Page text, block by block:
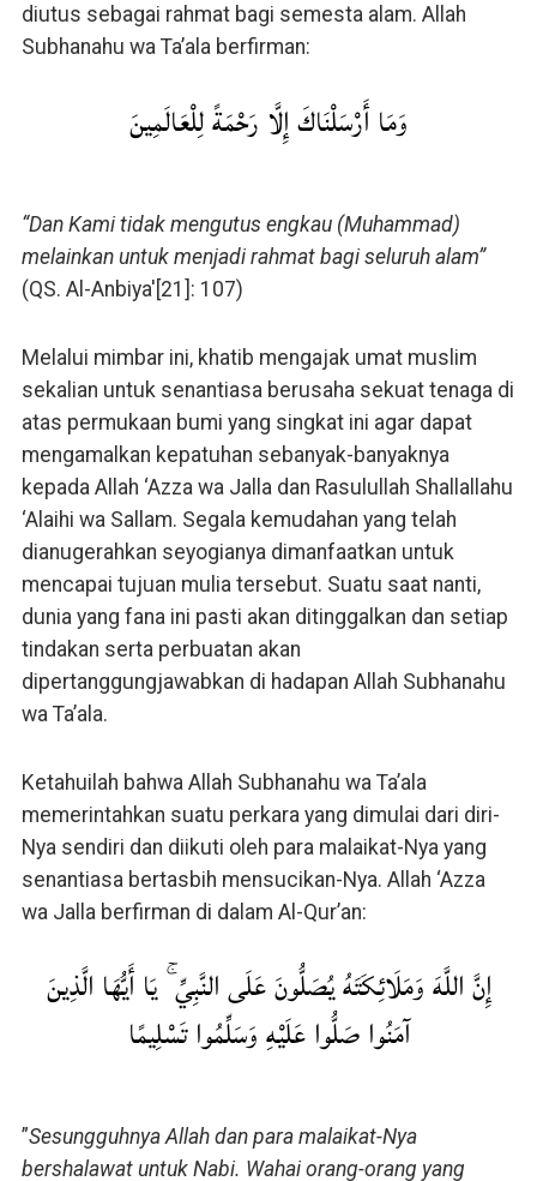
diutus sebagai rahmat bagi semesta alam. Allah
Subhanahu wa Ta’ala berfirman:
وَمَا أَرْسَلْنَاكَ إِلَّا رَحْمَةً لِلْعَالَمِينَ
“Dan Kami tidak mengutus engkau (Muhammad)
melainkan untuk menjadi rahmat bagi seluruh alam”
(QS. Al-Anbiya'[21]: 107)
Melalui mimbar ini, khatib mengajak umat muslim
sekalian untuk senantiasa berusaha sekuat tenaga di
atas permukaan bumi yang singkat ini agar dapat
mengamalkan kepatuhan sebanyak-banyaknya
kepada Allah ‘Azza wa Jalla dan Rasulullah Shallallahu
‘Alaihi wa Sallam. Segala kemudahan yang telah
dianugerahkan seyogianya dimanfaatkan untuk
mencapai tujuan mulia tersebut. Suatu saat nanti,
dunia yang fana ini pasti akan ditinggalkan dan setiap
tindakan serta perbuatan akan
dipertanggungjawabkan di hadapan Allah Subhanahu
wa Ta’ala.
Ketahuilah bahwa Allah Subhanahu wa Ta’ala
memerintahkan suatu perkara yang dimulai dari diri-
Nya sendiri dan diikuti oleh para malaikat-Nya yang
senantiasa bertasbih mensucikan-Nya. Allah ‘Azza
wa Jalla berfirman di dalam Al-Qur’an:
إِنَّ اللَّهَ وَمَلَائِكَتَهُ يُصَلُّونَ عَلَى النَّبِيِّ ۚ يَا أَيُّهَا الَّذِينَ
آمَنُوا صَلُّوا عَلَيْهِ وَسَلِّمُوا تَسْلِيمًا
”Sesungguhnya Allah dan para malaikat-Nya
bershalawat untuk Nabi. Wahai orang-orang yang